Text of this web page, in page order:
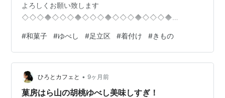
よろしくお願い致します
◇◇◇◆◇◇◇◆◇◇◇◆◇◇◇◆◇◇◇◆
https://www.youtube.com/shorts/oYVu3K_YDE0 和菓子
を頂戴しましたﾔｯﾀ＼( ‘ω’)／ﾔｯﾀくるめゆべしもあるーだ
ーい好き❣ご馳走様でした～😋 お心遣いありがとうござ
いました！！
☆☆☆☆☆☆☆☆☆☆☆☆☆☆☆☆☆☆☆☆☆☆☆☆
#和菓子 #ゆべし #足立区 #着付け #きもの
ひろとカフェと • 9ヶ月前
菓房はら山の胡桃ゆべし美味しすぎ！